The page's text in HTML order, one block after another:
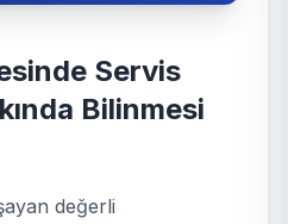
Servis
Bilinmesi
değerli